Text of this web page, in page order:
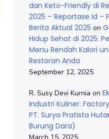
dan Keto-Friendly di
2025 – Reportase Id –
Berita Aktual 2025 on
Hidup Sehat di 2025:
Menu Rendah Kalori
Restoran Anda
September 12, 2025
R. Susy Devi Kurnia on
Industri Kuliner:
PT. Surya Pratista
Burung Dara)